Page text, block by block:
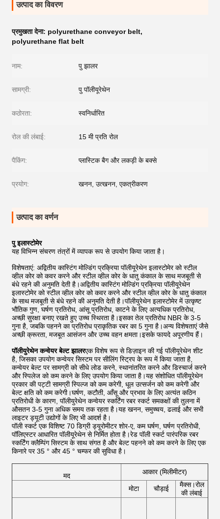
उत्पाद का विवरण
प्रमुखता देना: polyurethane conveyor belt,
polyurethane flat belt
नाम: पु झालर
सामग्री: पु पॉलीयूरेथेन
कठोरता: स्वनिर्धारित
रोल की लंबाई: 15 मी प्रति रोल
पैकिंग: प्लास्टिक बैग और लकड़ी के बक्से
प्रयोग: खनन, उत्खनन, एकत्रीकरण
उत्पाद का वर्णन
पु इलास्टोमेर
यह विभिन्न संचरण तंत्रों में व्यापक रूप से उपयोग किया जाता है।
विशेषताएं: अद्वितीय कास्टिंग मोल्डिंग प्रक्रिया पॉलीयूरेथेन इलास्टोमेर को स्टील
व्हील कोर को कवर करने और स्टील व्हील कोर के धातु कंकाल के साथ मजबूती से
बंधे रहने की अनुमति देती है।अद्वितीय कास्टिंग मोल्डिंग प्रक्रिया पॉलीयूरेथेन
इलास्टोमेर को स्टील व्हील कोर को कवर करने और स्टील व्हील कोर के धातु कंकाल
के साथ मजबूती से बंधे रहने की अनुमति देती है।पॉलीयुरेथेन इलास्टोमेर में उत्कृष्ट
भौतिक गुण, घर्षण प्रतिरोध, आंसू प्रतिरोध, काटने के लिए अत्यधिक प्रतिरोध,
अच्छी सुरक्षा बनाए रखते हुए उच्च स्थिरता है।इसका तेल प्रतिरोध NBR के 3-5
गुना है, जबकि पहनने का प्रतिरोध प्राकृतिक रबर का 5 गुना है।अन्य विशेषताएं जैसे
अच्छी क्रूरता, मजबूत आसंजन और उच्च वहन क्षमता।इसके फायदे अपूरणीय हैं।
पॉलीयुरेथेन कन्वेयर बेल्ट झालरएक विशेष रूप से डिज़ाइन की गई पॉलीयूरेथेन शीट
है, जिसका उपयोग कन्वेयर सिस्टम पर सीलिंग स्ट्रिप के रूप में किया जाता है,
कन्वेयर बेल्ट पर सामग्री को सीधे लोड करने, स्थानांतरित करने और डिस्चार्ज करने
और स्पिलेज को कम करने के लिए उपयोग किया जाता है।यह संशोधित पॉलीयूरेथेन
प्रकार की पट्टी सामग्री स्पिल्ज को कम करेगी, धूल उत्सर्जन को कम करेगी और
बेल्ट क्षति को कम करेगी।घर्षण, कटौती, आँसू और प्रभाव के लिए अत्यंत कठिन
प्रतिरोधी के कारण, पॉलीयुरेथेन कन्वेयर स्कर्टिंग रबर स्कर्ट समकक्षों की तुलना में
औसतन 3-5 गुना अधिक समय तक रहता है।यह खनन, समुच्चय, ढलाई और सभी
लाइटर ड्यूटी उद्योगों के लिए भी आदर्श है।
पॉली स्कर्ट एक विशिष्ट 70 डिग्री ड्यूरोमीटर शोर-ए, कम घर्षण, घर्षण प्रतिरोधी,
पॉलिएस्टर आधारित पॉलीयूरेथेन से निर्मित होता है।रेड पॉली स्कर्ट पारंपरिक रबर
स्कर्टिंग क्लैम्पिंग सिस्टम के साथ संगत है और बेल्ट पहनने को कम करने के लिए एक
किनारे पर 35 ° और 45 ° चम्फर की सुविधा है।
मद आकार (मिलीमीटर)
मोटा चौड़ाई
मैक्स।रोल
की लंबाई